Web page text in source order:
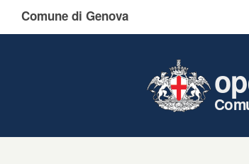
Comune di Genova